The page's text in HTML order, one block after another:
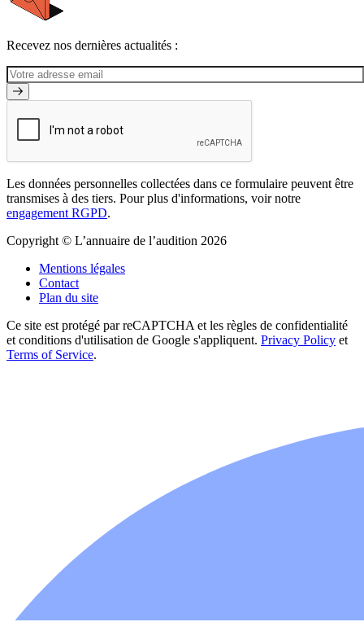
Recevez nos dernières actualités :
Les données personnelles collectées dans ce formulaire peuvent être
transmises à des tiers. Pour plus d'informations, voir notre
engagement RGPD.
Copyright © L’annuaire de l’audition 2026
Mentions légales
Contact
Plan du site
Ce site est protégé par reCAPTCHA et les règles de confidentialité
et conditions d'utilisation de Google s'appliquent. Privacy Policy et
Terms of Service.